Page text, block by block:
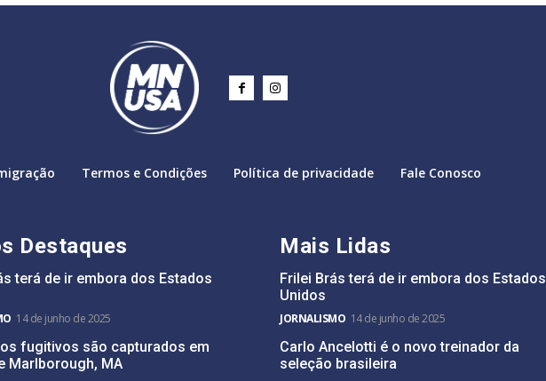
Termos e Condições Política de privacidade Fale Conosco
Destaques
terá de ir embora dos Estados
14 de junho de 2025
fugitivos são capturados em
Marlborough, MA
Mais Lidas
Frilei Brás terá de ir embora dos Estados
Unidos
JORNALISMO 14 de junho de 2025
Carlo Ancelotti é o novo treinador da
seleção brasileira